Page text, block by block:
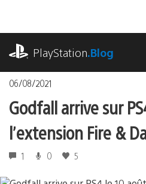
contenu
PlayStation.Blog
06/08/2021
Godfall arrive sur
l’extension Fire &
1 0 5